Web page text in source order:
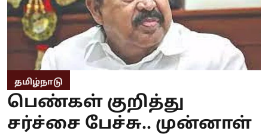
தமிழ்நாடு
பெண்கள் குறித்து
சர்ச்சை பேச்சு.. முன்னாள்